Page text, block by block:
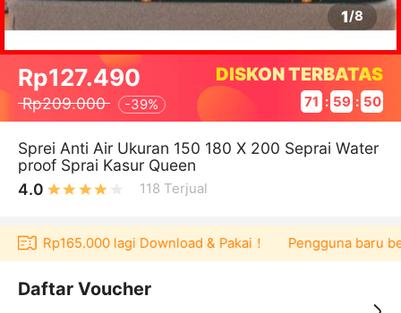
1/8
Rp127.490
Rp209.000 -39%
DISKON TERBATAS
71 : 59 : 49
Sprei Anti Air Ukuran 150 180 X 200 Seprai Water
proof Sprai Kasur Queen
4.0
118 Terjual
Rp165.000 lagi Download & Pakai！ Pengguna baru
Daftar Voucher